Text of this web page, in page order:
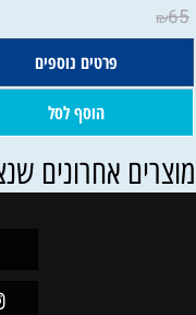
₪65
פרטים נוספים
הוסף לסל
אחרונים